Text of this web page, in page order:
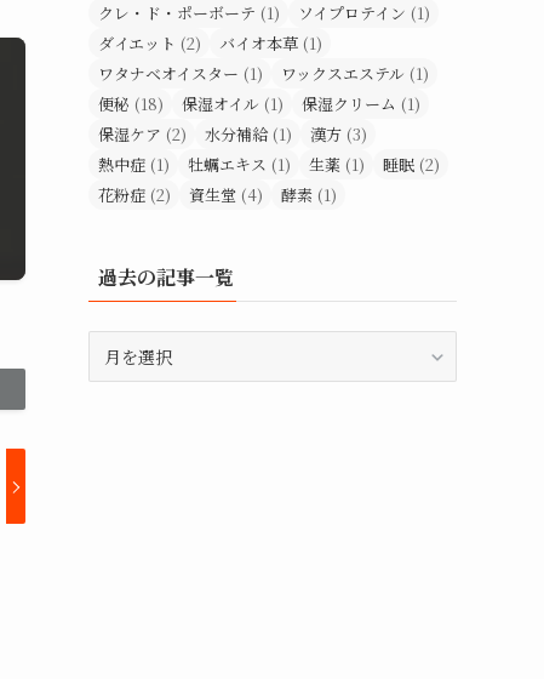
クレ・ド・ポーボーテ (1) ソイプロテイン (1)
ダイエット (2) バイオ本草 (1)
ワタナベオイスター (1) ワックスエステル (1)
便秘 (18) 保湿オイル (1) 保湿クリーム (1)
保湿ケア (2) 水分補給 (1) 漢方 (3)
熱中症 (1) 牡蠣エキス (1) 生薬 (1) 睡眠 (2)
花粉症 (2) 資生堂 (4) 酵素 (1)
過去の記事一覧